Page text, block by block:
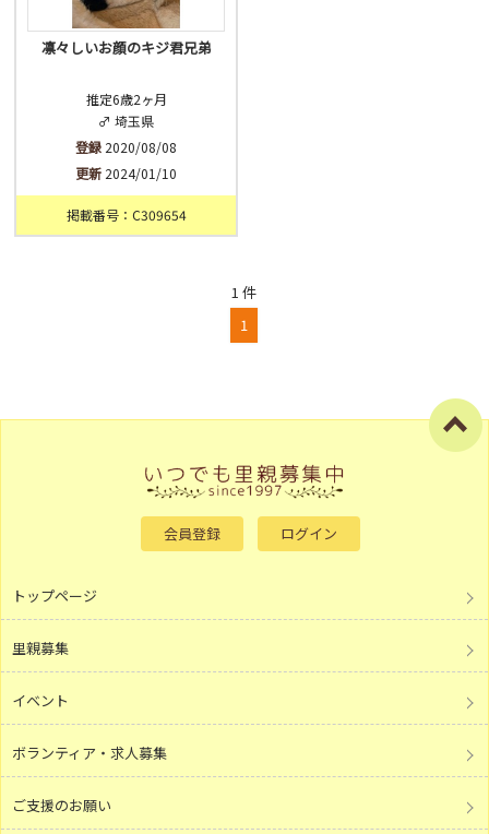
凛々しいお顔のキジ君兄弟
推定6歳2ヶ月
♂ 埼玉県
登録 2020/08/08
更新 2024/01/10
掲載番号：C309654
1 件
1
会員登録 ログイン
トップページ
里親募集
イベント
ボランティア・求人募集
ご支援のお願い